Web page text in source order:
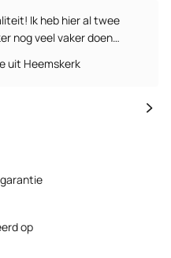
Ik heb hier al twee
nog veel vaker doen…
uit Heemskerk
op